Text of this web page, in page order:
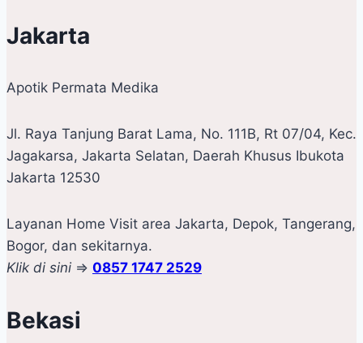
Jakarta
Apotik Permata Medika
Jl. Raya Tanjung Barat Lama, No. 111B, Rt 07/04, Kec.
Jagakarsa, Jakarta Selatan, Daerah Khusus Ibukota
Jakarta 12530
Layanan Home Visit area Jakarta, Depok, Tangerang,
Bogor, dan sekitarnya.
Klik di sini => 0857 1747 2529
Bekasi